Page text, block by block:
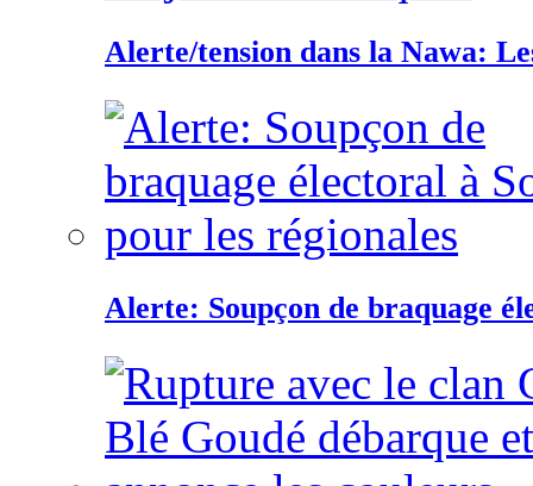
Alerte/tension dans la Nawa:
Alerte: Soupçon de braquage